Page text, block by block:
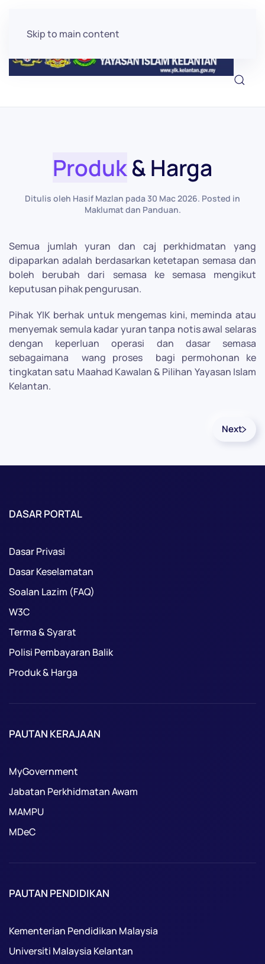
Skip to main content
Produk& Harga
Ditulis oleh Hasif Mazlan pada 30 Mac 2026. Posted in
Maklumat dan Panduan.
Semua jumlah yuran dan caj perkhidmatan yang
dipaparkan adalah berdasarkan ketetapan semasa dan
boleh berubah dari semasa ke semasa mengikut
keputusan pihak pengurusan.
Pihak YIK berhak untuk mengemas kini, meminda atau
menyemak semula kadar yuran tanpa notis awal selaras
dengan keperluan operasi dan dasar semasa
sebagaimana wang proses
bagi permohonan ke
tingkatan satu Maahad Kawalan & Pilihan Yayasan Islam
Kelantan.
Next
DASAR PORTAL
Dasar Privasi
Dasar Keselamatan
Soalan Lazim (FAQ)
W3C
Terma & Syarat
Polisi Pembayaran Balik
Produk & Harga
PAUTAN KERAJAAN
MyGovernment
Jabatan Perkhidmatan Awam
MAMPU
MDeC
PAUTAN PENDIDIKAN
Kementerian Pendidikan Malaysia
Universiti Malaysia Kelantan